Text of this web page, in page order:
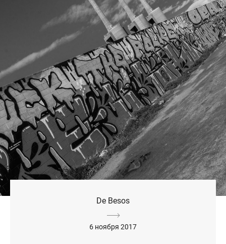
De Besos
6 ноября 2017